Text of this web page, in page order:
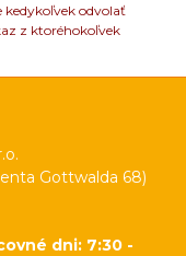
kedykoľvek odvolať
z ktoréhokoľvek
Gottwalda 68)
dni: 7:30 -